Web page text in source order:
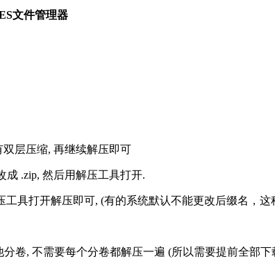
文件管理器
层压缩, 再继续解压即可
成 .zip, 然后用解压工具打开.
具打开解压即可, (有的系统默认不能更改后缀名，
卷, 不需要每个分卷都解压一遍 (所以需要提前全部